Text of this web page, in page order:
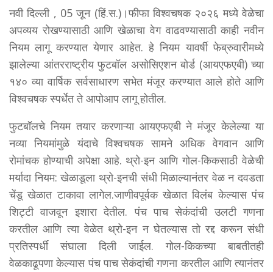
नवी दिल्ली , 05 जून (हिं.स.)।फीफा विश्वचषक २०२६ मध्ये वेळेचा
अपव्यय रोखण्यासाठी आणि खेळाचा वेग वाढवण्यासाठी काही नवीन
नियम लागू करण्यात येणार आहेत. हे नियम यावर्षी फेब्रुवारीमध्ये
झालेल्या आंतरराष्ट्रीय फुटबॉल असोसिएशन बोर्ड (आयएफएबी) च्या
१४० व्या वार्षिक सर्वसाधारण सभेत मंजूर करण्यात आले होते आणि
विश्वचषक स्पर्धेत ते आपोआप लागू होतील.
फुटबॉलचे नियम तयार करणाऱ्या आयएफएबी ने मंजूर केलेल्या या
नव्या नियमांमुळे यंदाचे विश्वचषक सामने अधिक वेगवान आणि
रोमांचक होण्याची अपेक्षा आहे. थ्रो-इन आणि गोल-किकसाठी वेळेची
मर्यादा नियम: खेळाडूला थ्रो-इनची संधी मिळाल्यानंतर वेळ न दवडता
चेंडू खेळात टाकावा लागेल.जाणीवपूर्वक खेळात विलंब केल्यास पंच
शिट्टी वाजवून इशारा देतील. पंच पाच सेकंदांची उलटी गणना
करतील आणि त्या वेळेत थ्रो-इन न घेतल्यास तो रद्द करून संधी
प्रतिस्पर्धी संघाला दिली जाईल. गोल-किकच्या बाबतीतही
वेळकाढूपणा केल्यास पंच पाच सेकंदांची गणना करतील आणि त्यानंतर